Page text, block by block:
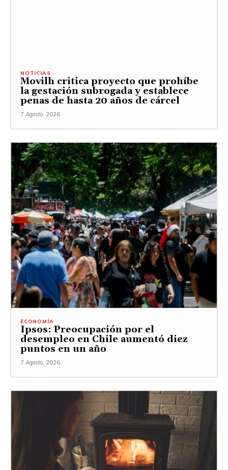
NOTICIAS
Movilh critica proyecto que prohíbe
la gestación subrogada y establece
penas de hasta 20 años de cárcel
7 Agosto, 2026
ECONOMÍA
Ipsos: Preocupación por el
desempleo en Chile aumentó diez
puntos en un año
7 Agosto, 2026